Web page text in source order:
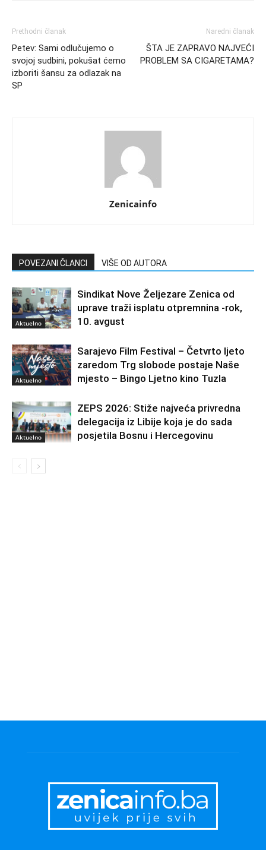
Prethodni članak
Petev: Sami odlučujemo o
svojoj sudbini, pokušat ćemo
izboriti šansu za odlazak na
SP
Naredni članak
ŠTA JE ZAPRAVO NAJVEĆI
PROBLEM SA CIGARETAMA?
Zenicainfo
POVEZANI ČLANCI VIŠE OD AUTORA
Aktuelno
Sindikat Nove Željezare Zenica od
uprave traži isplatu otpremnina -rok,
10. avgust
Aktuelno
Sarajevo Film Festival – Četvrto ljeto
zaredom Trg slobode postaje Naše
mjesto – Bingo Ljetno kino Tuzla
Aktuelno
ZEPS 2026: Stiže najveća privredna
delegacija iz Libije koja je do sada
posjetila Bosnu i Hercegovinu